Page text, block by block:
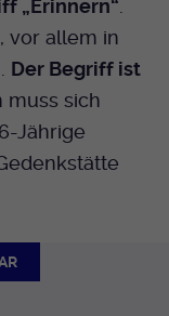
„Erinnern“
vor allem in
Der Begriff ist
muss sich
Jährige